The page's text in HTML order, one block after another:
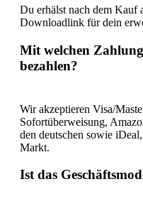
Du erhälst nach dem Kauf
Downloadlink für dein
Mit welchen
bezahlen?
Wir akzeptieren Visa/
Sofortüberweisung,
den deutschen sowie
Markt.
Ist das